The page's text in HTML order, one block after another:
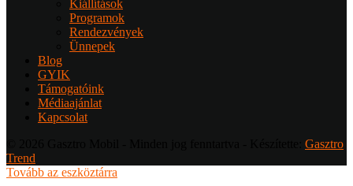
Kiállítások
Programok
Rendezvények
Ünnepek
Blog
GYIK
Támogatóink
Médiaajánlat
Kapcsolat
Gasztro
Trend
Tovább az eszköztárra